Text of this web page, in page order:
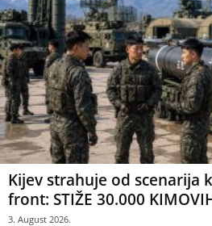
Kijev strahuje od scenarija
front: STIŽE 30.000
3. August 2026.